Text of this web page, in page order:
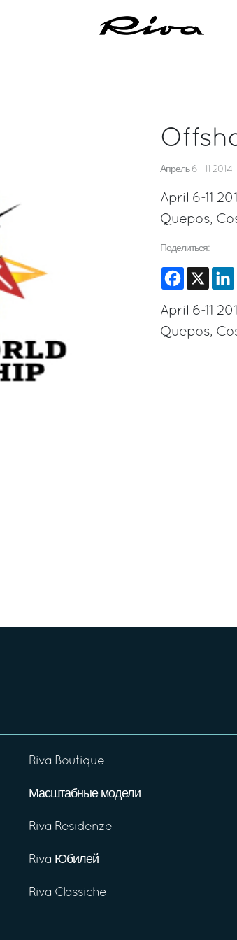
Апрель 6 - 11 2014
April 6-11
Quepos,
Поделиться:
Facebook
X
April 6-11
Quepos,
Riva Boutique
Масштабные модели
Riva Residenze
Riva Юбилей
Riva Classiche